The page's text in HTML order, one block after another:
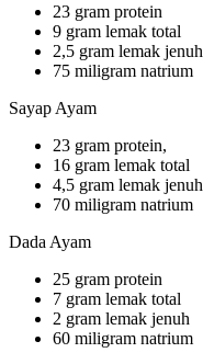
23 gram protein
9 gram lemak total
2,5 gram lemak jenuh
75 miligram natrium
Sayap Ayam
23 gram protein,
16 gram lemak total
4,5 gram lemak jenuh
70 miligram natrium
Dada Ayam
25 gram protein
7 gram lemak total
2 gram lemak jenuh
60 miligram natrium